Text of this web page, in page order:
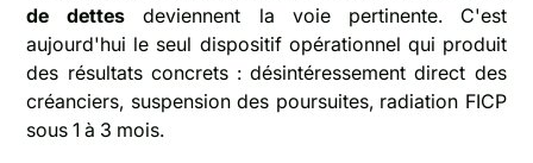
de dettes deviennent la voie pertinente. C'est
aujourd'hui le seul dispositif opérationnel qui produit
des résultats concrets : désintéressement direct des
créanciers, suspension des poursuites, radiation FICP
sous 1 à 3 mois.